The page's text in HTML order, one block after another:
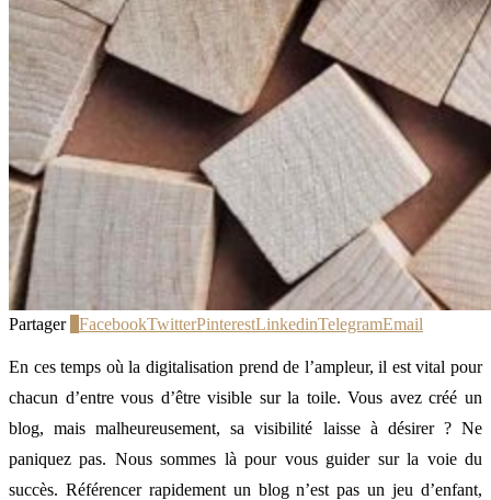
Partager FacebookTwitterPinterestLinkedinTelegramEmail
En ces temps où la digitalisation prend de l’ampleur, il est vital pour
chacun d’entre vous d’être visible sur la toile. Vous avez créé un
blog, mais malheureusement, sa visibilité laisse à désirer ? Ne
paniquez pas. Nous sommes là pour vous guider sur la voie du
succès. Référencer rapidement un blog n’est pas un jeu d’enfant,